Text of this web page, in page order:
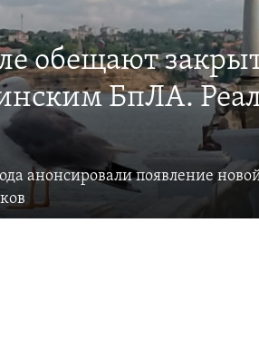
обещают
БпЛА.
анонсировали появление